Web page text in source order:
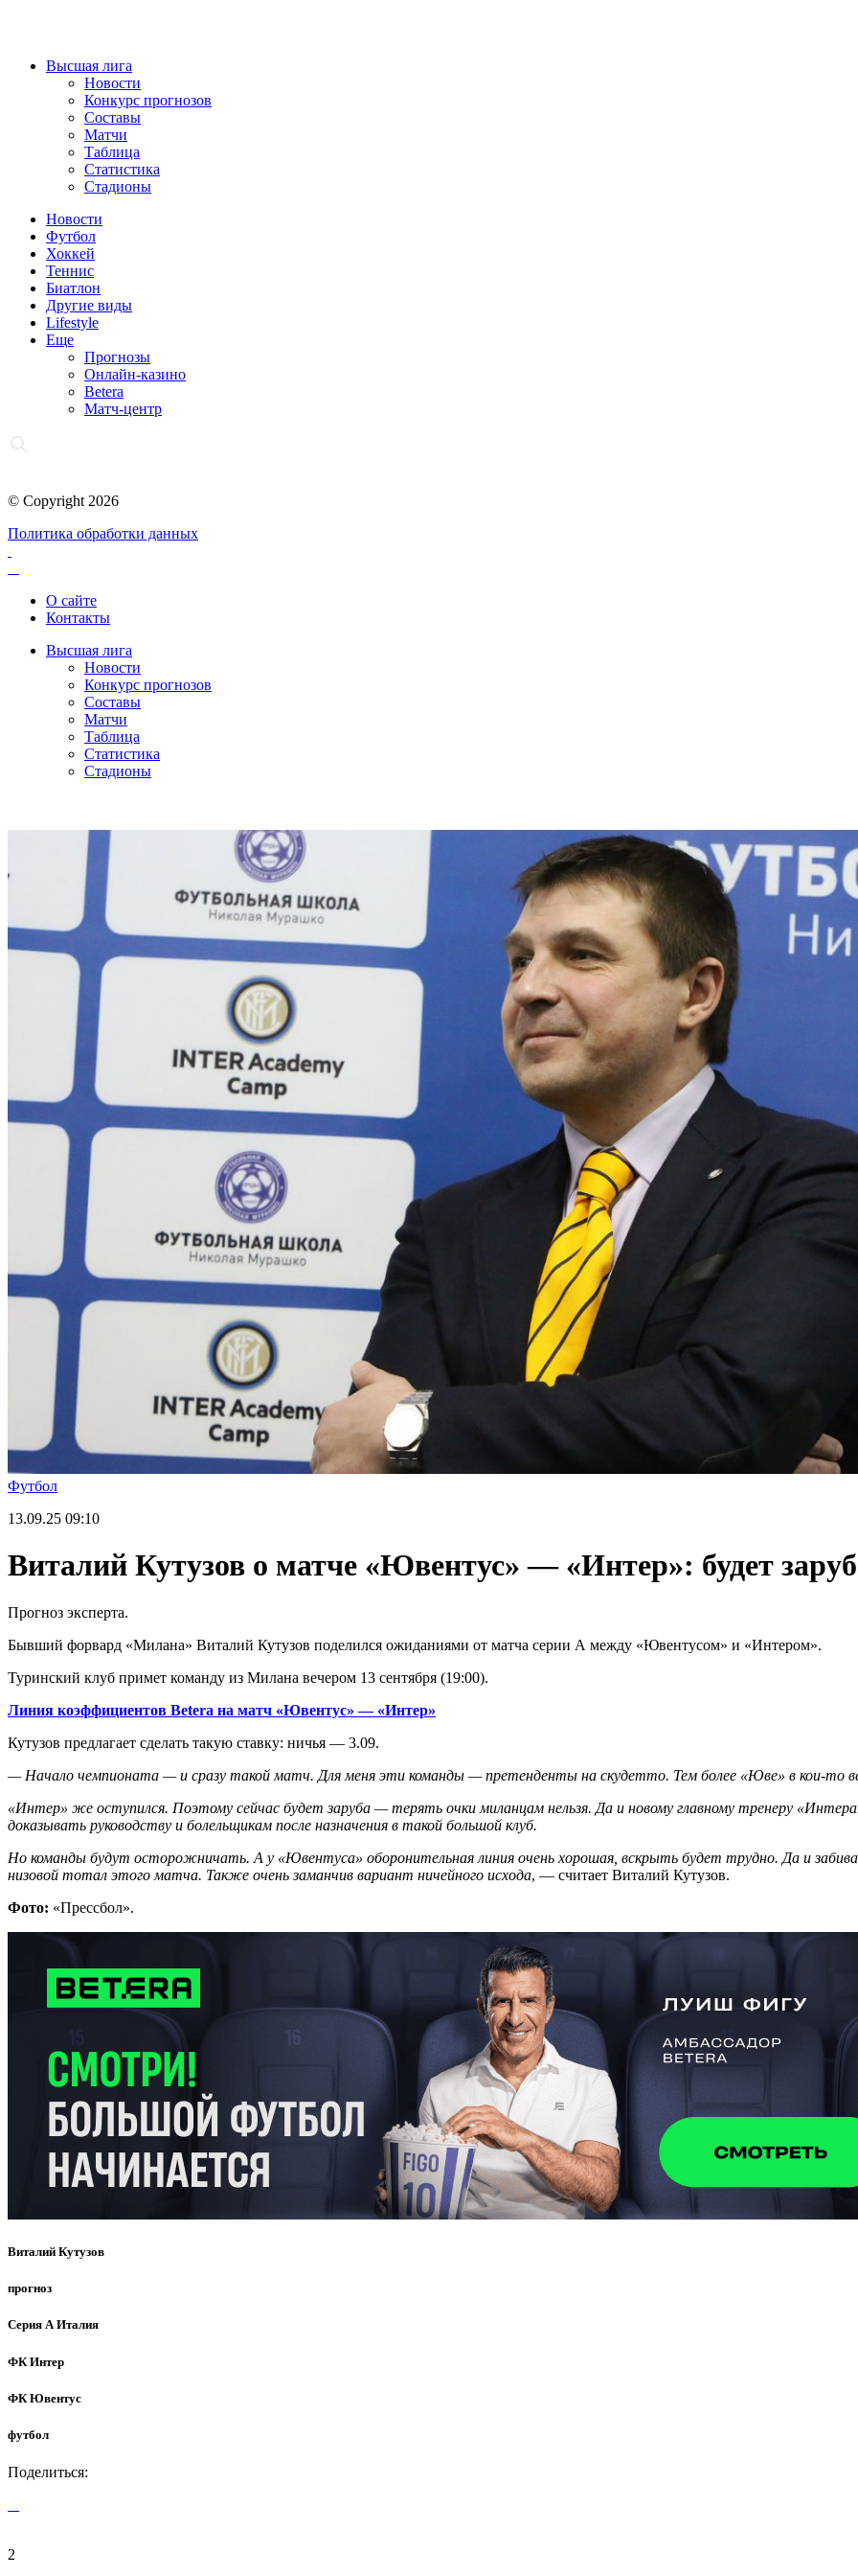
Высшая лига
Новости
Конкурс прогнозов
Составы
Матчи
Таблица
Статистика
Стадионы
Новости
Футбол
Хоккей
Теннис
Биатлон
Другие виды
Lifestyle
Еще
Прогнозы
Онлайн-казино
Betera
Матч-центр
© Copyright 2026
Политика обработки данных
О сайте
Контакты
Высшая лига
Новости
Конкурс прогнозов
Составы
Матчи
Таблица
Статистика
Стадионы
Футбол
13.09.25 09:10
Виталий Кутузов о матче «Ювентус» — «Интер»: будет
Прогноз эксперта.
Бывший форвард «Милана» Виталий Кутузов поделился ожиданиями от матча серии А между «Ювентусом» и «Интером».
Туринский клуб примет команду из Милана вечером 13 сентября (19:00).
Линия коэффициентов Betera на матч «Ювентус» — «Интер»
Кутузов предлагает сделать такую ставку: ничья — 3.09.
— Начало чемпионата — и сразу такой матч. Для меня эти команды — претенденты на скудетто. Тем более «Юве» в кои-то
«Интер» же оступился. Поэтому сейчас будет заруба — терять очки миланцам нельзя. Да и новому главному тренеру
доказывать руководству и болельщикам после назначения в такой большой клуб.
Но команды будут осторожничать. А у «Ювентуса» оборонительная линия очень хорошая, вскрыть будет трудно. Да и
низовой тотал этого матча. Также очень заманчив вариант ничейного исхода, — считает Виталий Кутузов.
Фото: «Прессбол».
Виталий Кутузов
прогноз
Серия А Италия
ФК Интер
ФК Ювентус
футбол
Поделиться:
2